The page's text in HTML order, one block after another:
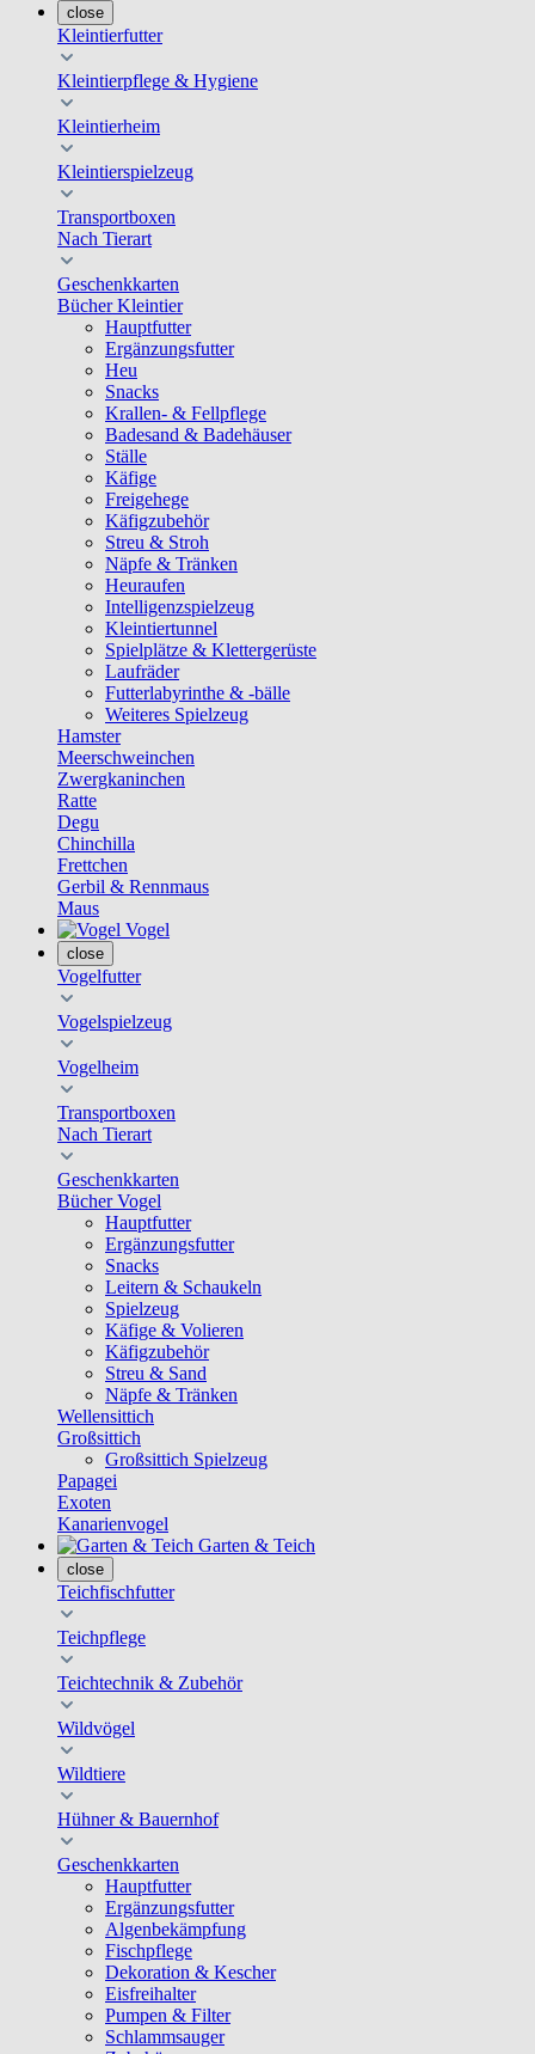
close
Kleintierfutter
Kleintierpflege & Hygiene
Kleintierheim
Kleintierspielzeug
Transportboxen
Nach Tierart
Geschenkkarten
Bücher Kleintier
Hauptfutter
Ergänzungsfutter
Heu
Snacks
Krallen- & Fellpflege
Badesand & Badehäuser
Ställe
Käfige
Freigehege
Käfigzubehör
Streu & Stroh
Näpfe & Tränken
Heuraufen
Intelligenzspielzeug
Kleintiertunnel
Spielplätze & Klettergerüste
Laufräder
Futterlabyrinthe & -bälle
Weiteres Spielzeug
Hamster
Meerschweinchen
Zwergkaninchen
Ratte
Degu
Chinchilla
Frettchen
Gerbil & Rennmaus
Maus
Vogel
close
Vogelfutter
Vogelspielzeug
Vogelheim
Transportboxen
Nach Tierart
Geschenkkarten
Bücher Vogel
Hauptfutter
Ergänzungsfutter
Snacks
Leitern & Schaukeln
Spielzeug
Käfige & Volieren
Käfigzubehör
Streu & Sand
Näpfe & Tränken
Wellensittich
Großsittich
Großsittich Spielzeug
Papagei
Exoten
Kanarienvogel
Garten & Teich
close
Teichfischfutter
Teichpflege
Teichtechnik & Zubehör
Wildvögel
Wildtiere
Hühner & Bauernhof
Geschenkkarten
Hauptfutter
Ergänzungsfutter
Algenbekämpfung
Fischpflege
Dekoration & Kescher
Eisfreihalter
Pumpen & Filter
Schlammsauger